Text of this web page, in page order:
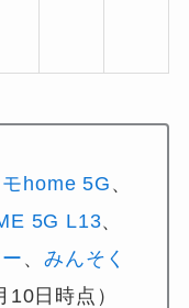
home 5G 、
5G L13、
、 みんそく
10日時点）